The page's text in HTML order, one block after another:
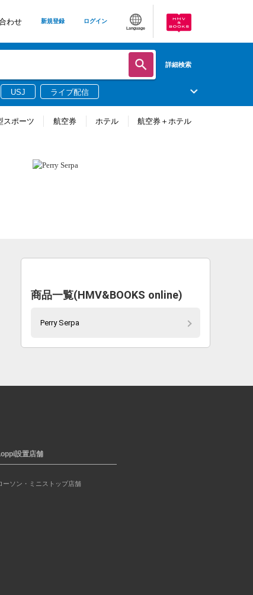
わせ 新規登録 ログイン
Language
詳細検索
USJ ライブ配信
スポーツ 航空券 ホテル 航空券＋ホテル
商品一覧(HMV&BOOKS online)
Perry Serpa
設置店舗
ーソン・ミニストップ店舗